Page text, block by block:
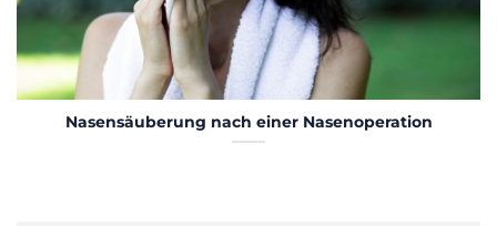
Nasensäuberung nach einer Nasenoperation